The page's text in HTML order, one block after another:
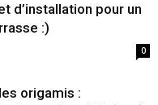
d’installation pour un
:)
0
origamis :